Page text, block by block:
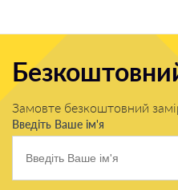
Замовте безкоштовний
Введіть Ваше ім'я